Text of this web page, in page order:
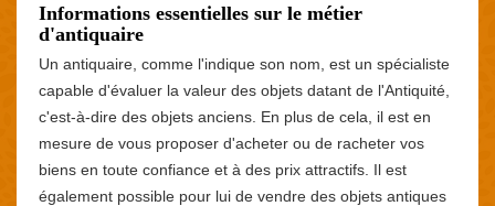
Informations essentielles sur le métier
d'antiquaire
Un antiquaire, comme l'indique son nom, est un spécialiste
capable d'évaluer la valeur des objets datant de l'Antiquité,
c'est-à-dire des objets anciens. En plus de cela, il est en
mesure de vous proposer d'acheter ou de racheter vos
biens en toute confiance et à des prix attractifs. Il est
également possible pour lui de vendre des objets antiques